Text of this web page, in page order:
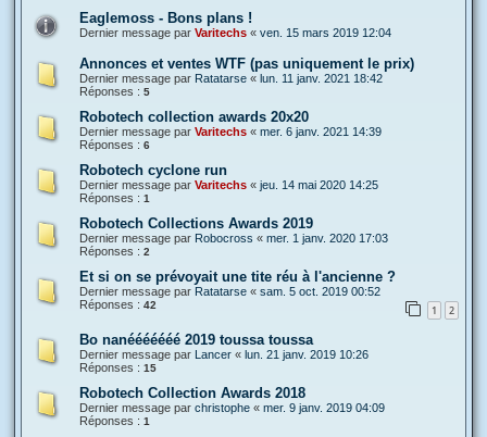
Eaglemoss - Bons plans !
Dernier message par Varitechs « ven. 15 mars 2019 12:04
Annonces et ventes WTF (pas uniquement le prix)
Dernier message par Ratatarse « lun. 11 janv. 2021 18:42
Réponses : 5
Robotech collection awards 20x20
Dernier message par Varitechs « mer. 6 janv. 2021 14:39
Réponses : 6
Robotech cyclone run
Dernier message par Varitechs « jeu. 14 mai 2020 14:25
Réponses : 1
Robotech Collections Awards 2019
Dernier message par Robocross « mer. 1 janv. 2020 17:03
Réponses : 2
Et si on se prévoyait une tite réu à l'ancienne ?
Dernier message par Ratatarse « sam. 5 oct. 2019 00:52
Réponses : 42 1 2
Bo nanééééééé 2019 toussa toussa
Dernier message par Lancer « lun. 21 janv. 2019 10:26
Réponses : 15
Robotech Collection Awards 2018
Dernier message par christophe « mer. 9 janv. 2019 04:09
Réponses : 1